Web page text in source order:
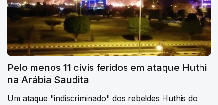
Pelo menos 11 civis feridos em ataque Huthi
na Arábia Saudita
Um ataque "indiscriminado" dos rebeldes Huthis do